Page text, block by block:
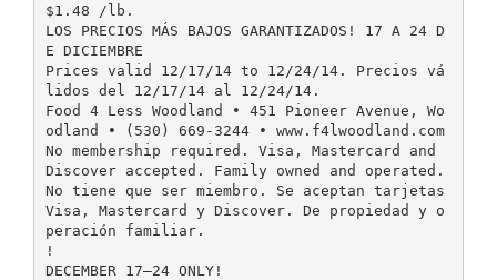
$1.48 /lb.
LOS PRECIOS MÁS BAJOS GARANTIZADOS! 17 A 24 D
E DICIEMBRE
Prices valid 12/17/14 to 12/24/14. Precios vá
lidos del 12/17/14 al 12/24/14.
Food 4 Less Woodland • 451 Pioneer Avenue, Wo
odland • (530) 669-3244 • www.f4lwoodland.com
No membership required. Visa, Mastercard and
Discover accepted. Family owned and operated.
No tiene que ser miembro. Se aceptan tarjetas
Visa, Mastercard y Discover. De propiedad y o
peración familiar.
!
DECEMBER 17–24 ONLY!